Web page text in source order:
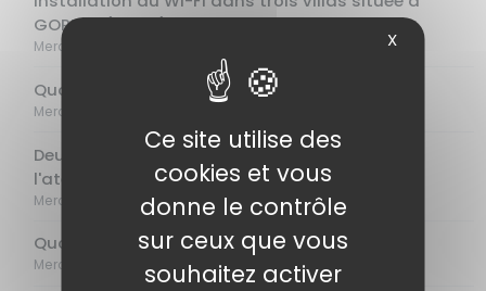
GORDES (vidéo)
Mercredi 12 Juin 2024
Quoi de neuf chez DATAO (vidéo)
Mercredi 05 Juin 2024
Deux ordinateurs haut de gamme sortent de
l'atelier DATAO (vidéo)
Mercredi 29 Mai 2024
Quoi de neuf chez DATAO
Mercredi 22 Mai 2024
X
Ce site utilise des
cookies et vous
donne le contrôle
sur ceux que vous
souhaitez activer